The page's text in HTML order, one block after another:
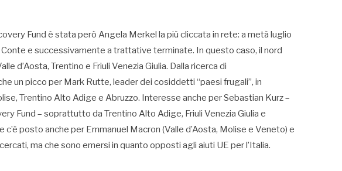
Fund è stata però Angela Merkel la più cliccata in rete: a metà luglio
e successivamente a trattative terminate. In questo caso, il nord
d’Aosta, Trentino e Friuli Venezia Giulia. Dalla ricerca di
un picco per Mark Rutte, leader dei cosiddetti “paesi frugali”, in
Trentino Alto Adige e Abruzzo. Interesse anche per Sebastian Kurz –
Fund – soprattutto da Trentino Alto Adige, Friuli Venezia Giulia e
c’è posto anche per Emmanuel Macron (Valle d’Aosta, Molise e Veneto) e
ma che sono emersi in quanto opposti agli aiuti UE per l’Italia.